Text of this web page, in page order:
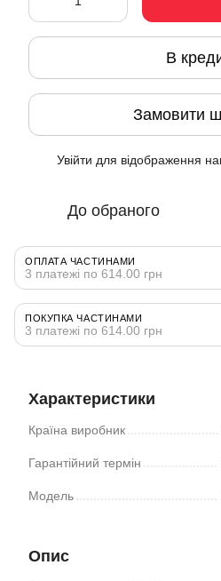
В
Замовити
Увійти для відображення
До обраного
ОПЛАТА ЧАСТИНАМИ
3 платежі по 614.00 грн
ПОКУПКА ЧАСТИНАМИ
3 платежі по 614.00 грн
Характеристики
Країна виробник
Гарантійний термін
Модель
Опис